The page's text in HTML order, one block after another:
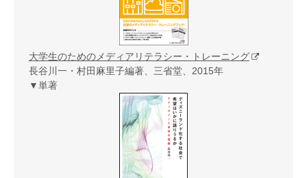
大学生のためのメディアリテラシー・トレーニング
長谷川一・村田麻里子編著、三省堂、2015年
▼単著